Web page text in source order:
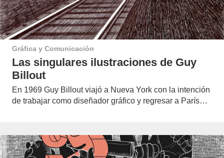
Gráfica y Comunicación
Las singulares ilustraciones de Guy
Billout
En 1969 Guy Billout viajó a Nueva York con la intención
de trabajar como diseñador gráfico y regresar a París…